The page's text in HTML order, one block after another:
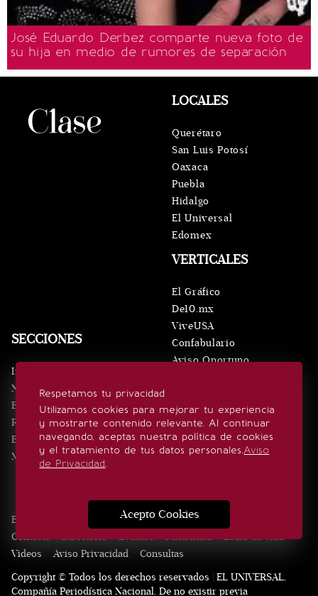
José Eduardo Derbez comparte nueva foto de
su hija en medio de rumores de separación
Respetamos tu privacidad
Utilizamos cookies para mejorar tu experiencia
y mostrarte contenido relevante. Al continuar
navegando, aceptas nuestra política de cookies
y el tratamiento de tus datos personales.Aviso
de Privacidad.
Acepto Cookies
SECCIONES
Inicio
Noticias
Eventos
Realeza
Estilo de vida
Minuto x Minuto
VERTICALES
El Gráfico
De10.mx
ViveUSA
Confabulario
Aviso Oportuno
LOCALES
Querétaro
San Luis Potosí
Oaxaca
Puebla
Hidalgo
El Universal
Edomex
SÍGUENOS
Edición Impresa Noticias Quiénes somos
Contacto
Directorio Eventos Publicidad
Estilo de vida
Videos
Aviso Privacidad
Consultas
Copyright © Todos los derechos reservados | EL UNIVERSAL,
Compañía Periodística Nacional. De no existir previa